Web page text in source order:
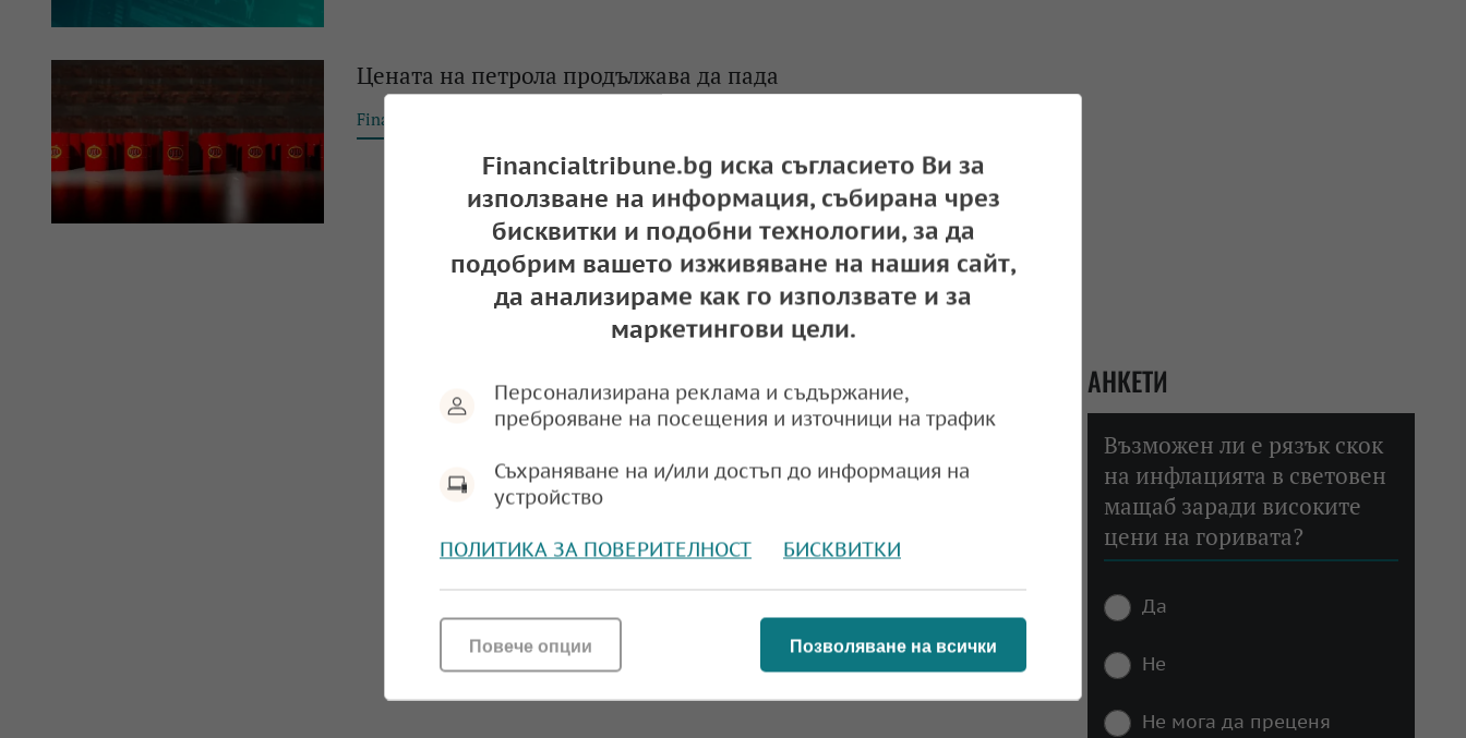
Цената на петрола продължава да пада
Financial Tribune
АНКЕТИ
Възможен ли е рязък скок
на инфлацията в световен
мащаб заради високите
цени на горивата?
Да
Не
Не мога да преценя
Financialtribune.bg иска съгласието Ви за
използване на информация, събирана чрез
бисквитки и подобни технологии, за да
подобрим вашето изживяване на нашия сайт,
да анализираме как го използвате и за
маркетингови цели.
Персонализирана реклама и съдържание,
преброяване на посещения и източници на трафик
Съхраняване на и/или достъп до информация на
устройство
ПОЛИТИКА ЗА ПОВЕРИТЕЛНОСТ БИСКВИТКИ
Позволяване на всички
Повече опции